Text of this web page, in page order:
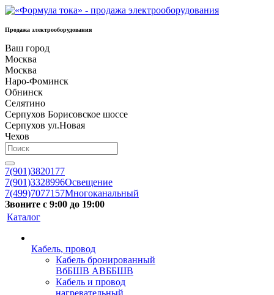
Продажа электрооборудования
Ваш город
Москва
Москва
Наро-Фоминск
Обнинск
Селятино
Серпухов Борисовское шоссе
Серпухов ул.Новая
Чехов
7(901)3820177
7(901)3328996Освещение
7(499)7077157Многоканальный
Звоните с 9:00 до 19:00
Каталог
Кабель, провод
Кабель бронированный
ВбБШВ АВББШВ
Кабель и провод